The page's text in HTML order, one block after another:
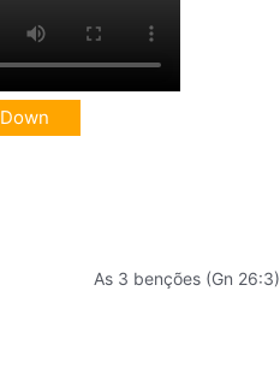
As 3 benções (Gn 26:3)